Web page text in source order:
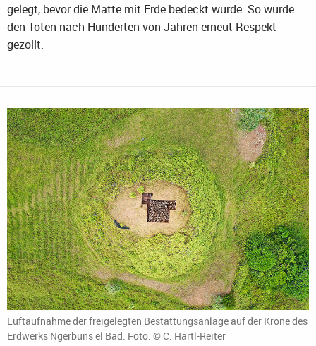
gelegt, bevor die Matte mit Erde bedeckt wurde. So wurde
den Toten nach Hunderten von Jahren erneut Respekt
gezollt.
Luftaufnahme der freigelegten Bestattungsanlage auf der Krone des
Erdwerks Ngerbuns el Bad. Foto: © C. Hartl-Reiter